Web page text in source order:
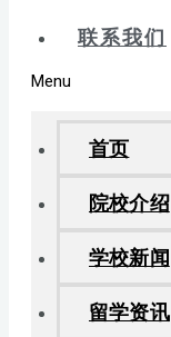
联系我们
Menu
首页
院校介绍
学校新闻
留学资讯